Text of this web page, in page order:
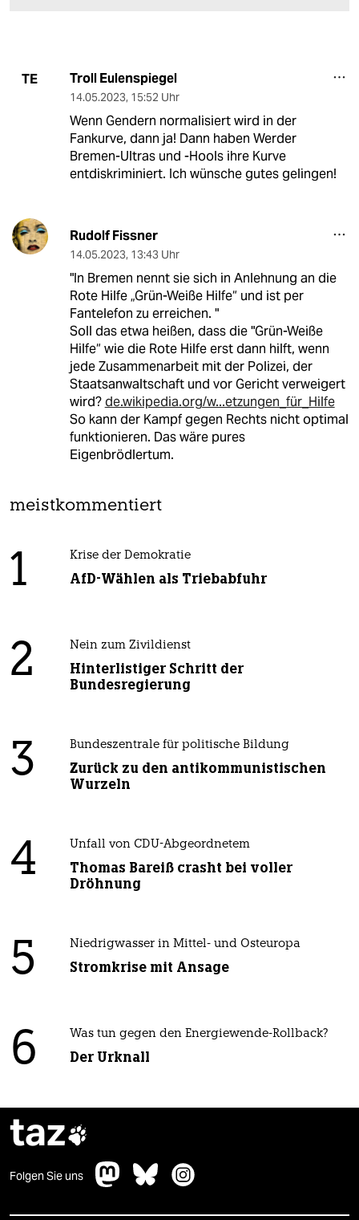
TE Troll Eulenspiegel
14.05.2023, 15:52 Uhr
Wenn Gendern normalisiert wird in der
Fankurve, dann ja! Dann haben Werder
Bremen-Ultras und -Hools ihre Kurve
entdiskriminiert. Ich wünsche gutes gelingen!
Rudolf Fissner
14.05.2023, 13:43 Uhr
"In Bremen nennt sie sich in Anlehnung an die
Rote Hilfe „Grün-Weiße Hilfe“ und ist per
Fantelefon zu erreichen. "
Soll das etwa heißen, dass die "Grün-Weiße
Hilfe“ wie die Rote Hilfe erst dann hilft, wenn
jede Zusammenarbeit mit der Polizei, der
Staatsanwaltschaft und vor Gericht verweigert
wird?de.wikipedia.org/w...etzungen_für_Hilfe
So kann der Kampf gegen Rechts nicht optimal
funktionieren. Das wäre pures
Eigenbrödlertum.
meistkommentiert
1 Krise der Demokratie
AfD-Wählen als Triebabfuhr
2 Nein zum Zivildienst
Hinterlistiger Schritt der
Bundesregierung
3 Bundeszentrale für politische Bildung
Zurück zu den antikommunistischen
Wurzeln
4 Unfall von CDU-Abgeordnetem
Thomas Bareiß crasht bei voller
Dröhnung
5 Niedrigwasser in Mittel- und Osteuropa
Stromkrise mit Ansage
6 Was tun gegen den Energiewende-Rollback?
Der Urknall
taz
Folgen Sie uns